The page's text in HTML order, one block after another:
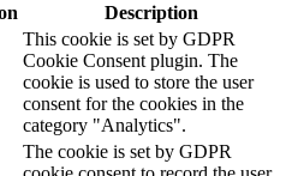
Description
This cookie is set by GDPR
Cookie Consent plugin. The
cookie is used to store the user
consent for the cookies in the
category "Analytics".
The cookie is set by GDPR